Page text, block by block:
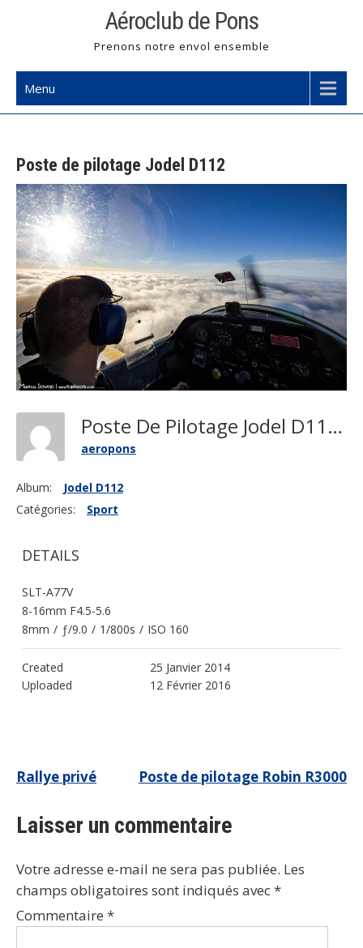
Aéroclub de Pons
Prenons notre envol ensemble
Menu
Poste de pilotage Jodel D112
Poste De Pilotage Jodel D112
aeropons
Album:
Jodel D112
Catégories:
Sport
DETAILS
SLT-A77V
8-16mm F4.5-5.6
8mm / ƒ/9.0 / 1/800s / ISO 160
Created
25 Janvier 2014
Uploaded
12 Février 2016
Navigation
l’article
Rallye privé Poste de pilotage Robin R3000
Laisser un commentaire
Votre adresse e-mail ne sera pas publiée. Les
champs obligatoires sont indiqués avec*
Commentaire *